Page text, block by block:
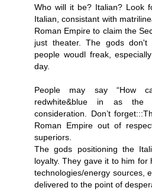
Who will it be? Italian? Look
Italian, consistant with
Roman Empire to claim the
just theater. The gods
people woudl freak,
day.
People may say “How
redwhite&blue in as the
consideration. Don’t
Roman Empire out of
superiors.
The gods positioning the
loyalty. They gave it to him
technologies/energy sources,
delivered to the point of